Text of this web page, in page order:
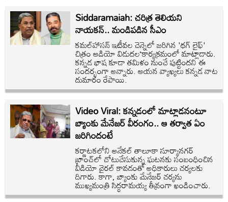
Siddaramaiah: చరిత్ర తెలియని
నాయకన్.. మండిపడిన సీఎం
కమల్‌హాసన్ ఇటీవల చెన్నైలో జరిగిన 'థగ్ లైఫ్'
చిత్రం ఆడియో విడుదల కార్యక్రమంలో మాట్లాడారు.
కన్నడ భాష కూడా తమిళం నుంచే పుట్టిందని ఈ
సందర్భంగా అన్నారు. ఆయన వ్యాఖ్యలు కన్నడ నాట
దుమారం రేపాయి.
Video Viral: కన్నడంలో మాట్లాడనంటూ
బ్యాంకు మేనేజర్ వీరంగం.. ఆ తర్వాత ఏం
జరిగిందంటే
కర్ణాటకలోని అనేకల్‌ తాలూకా సూర్యానగర్
బ్రాంచ్‌లో చోటుచేసుకున్న ఘటనకు సంబంధించిన
వీడియో వైరల్ కావడంతో అధికారులు చర్యలకు
దిగారు. కాగా, బ్యాంకు మేనేజర్ చర్యను
ముఖ్యమంత్రి సిద్ధరామయ్య తీవ్రంగా ఖండించారు.